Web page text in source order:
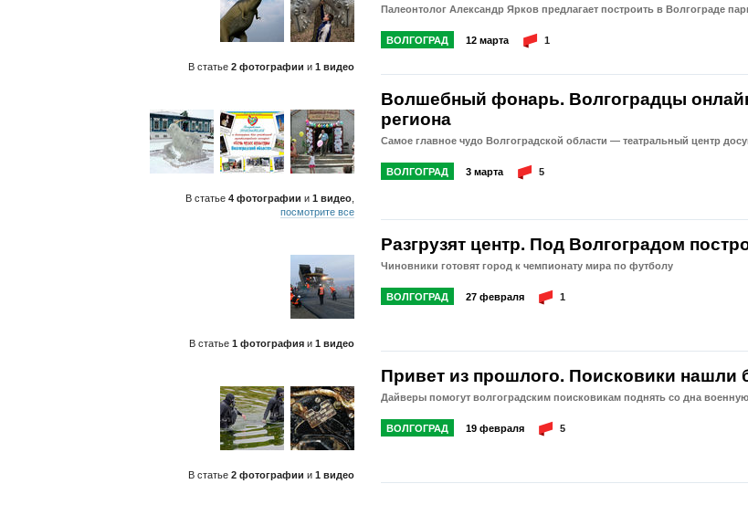
В статье 2 фотографии и 1 видео
Палеонтолог Александр Ярков предлагает построить в Волгограде
ВОЛГОГРАД 12 марта 1
В статье 4 фотографии и 1 видео
посмотрите все
Волшебный фонарь. Волгоградцы
региона
Самое главное чудо Волгоградской области — театральный центр
ВОЛГОГРАД 3 марта 5
В статье 1 фотография и 1 видео
Разгрузят центр. Под Волгоградом
Чиновники готовят город к чемпионату мира по футболу
ВОЛГОГРАД 27 февраля 1
В статье 2 фотографии и 1 видео
Привет из прошлого. Поисковики нашли
Дайверы помогут волгоградским поисковикам поднять со дна
ВОЛГОГРАД 19 февраля 5